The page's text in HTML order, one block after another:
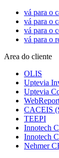
vá para o
vá para o
vá para o
vá para o
Area do cliente
OLIS
Uptevia
Uptevia
CACEIS
TEEPI
Innotech
Innotech
Nehmer